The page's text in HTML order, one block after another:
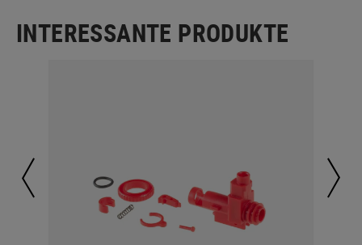
INTERESSANTE PRODUKTE